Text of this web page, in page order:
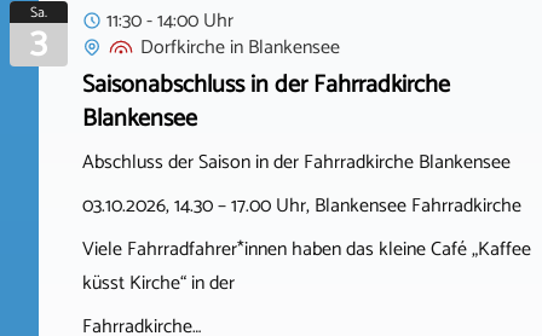
Sa.
3
11:30 - 14:00 Uhr
DorfkircheinBlankensee
Saisonabschluss in der Fahrradkirche
Blankensee
Abschluss der Saison in der Fahrradkirche Blankensee
03.10.2026, 14.30 – 17.00 Uhr, Blankensee Fahrradkirche
Viele Fahrradfahrer*innen haben das kleine Café „Kaffee
küsst Kirche“ in der
Fahrradkirche…